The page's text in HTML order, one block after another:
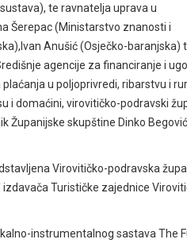
te ravnatelja uprava u
Šerepac (Ministarstvo znanosti i
Anušić (Osječko-baranjska)
agencije za financiranje i
u poljoprivredi, ribarstvu i
i domaćini, virovitičko-podravski
Županijske skupštine Dinko
Virovitičko-podravska
Turističke zajednice
instrumentalnog sastava The